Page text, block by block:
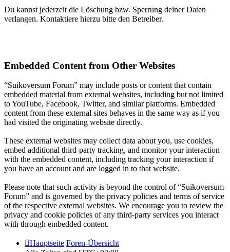
Du kannst jederzeit die Löschung bzw. Sperrung deiner Daten
verlangen. Kontaktiere hierzu bitte den Betreiber.
Embedded Content from Other Websites
“Suikoversum Forum” may include posts or content that contain
embedded material from external websites, including but not limited
to YouTube, Facebook, Twitter, and similar platforms. Embedded
content from these external sites behaves in the same way as if you
had visited the originating website directly.
These external websites may collect data about you, use cookies,
embed additional third-party tracking, and monitor your interaction
with the embedded content, including tracking your interaction if
you have an account and are logged in to that website.
Please note that such activity is beyond the control of “Suikoversum
Forum” and is governed by the privacy policies and terms of service
of the respective external websites. We encourage you to review the
privacy and cookie policies of any third-party services you interact
with through embedded content.
Hauptseite Foren-Übersicht